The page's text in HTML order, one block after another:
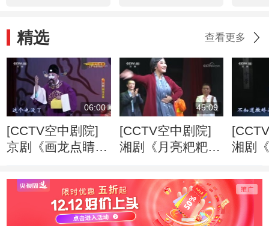
唱会
精选 查看更多
06:00
[CCTV空中剧院]
京剧《画龙点睛》
45:09
[CCTV空中剧院]
湘剧《月亮粑粑》
湘剧